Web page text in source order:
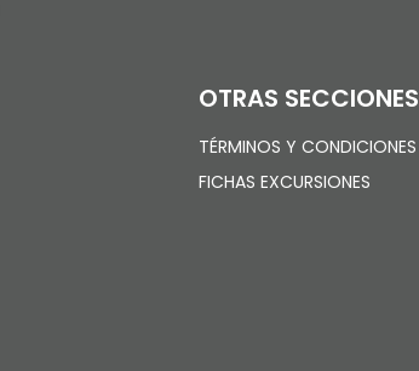
OTRAS SECCIONES
TÉRMINOS Y CONDICIONES
FICHAS EXCURSIONES